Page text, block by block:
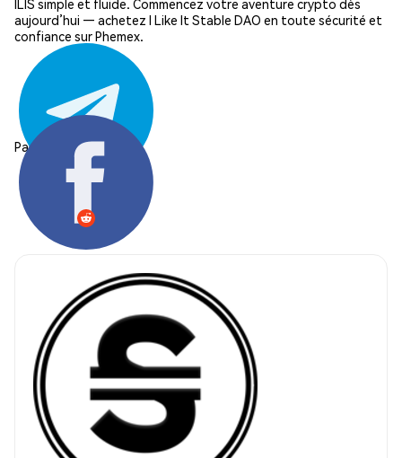
ILIS simple et fluide. Commencez votre aventure crypto dès
aujourd’hui — achetez I Like It Stable DAO en toute sécurité et
confiance sur Phemex.
Partager: